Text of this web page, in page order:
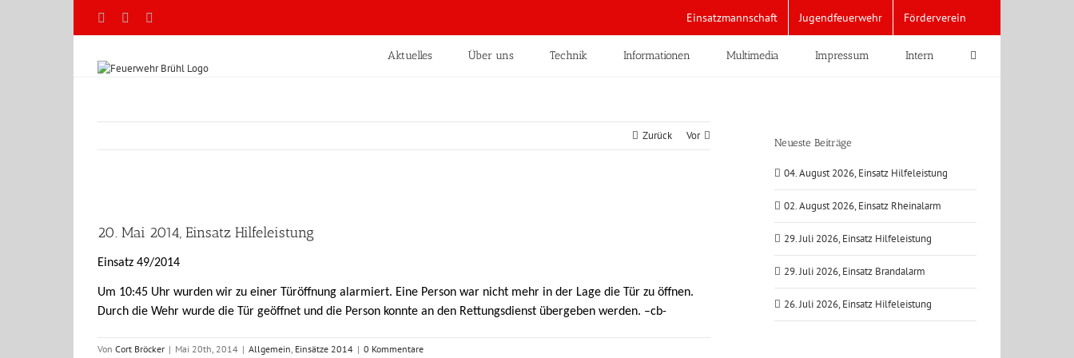
Facebook Einsatzmannschaft Jugendfeuerwehr Förderverein
Aktuelles Über uns Technik Informationen Multimedia Impressum Intern
Zurück Vor
Bild
20. Mai 2014, Einsatz Hilfeleistung
Einsatz 49/2014
Um 10:45 Uhr wurden wir zu einer Türöffnung alarmiert. Eine Person war nicht mehr in der Lage die Tür zu öffnen.
Durch die Wehr wurde die Tür geöffnet und die Person konnte an den Rettungsdienst übergeben werden. –cb-
Von Cort Bröcker | Mai 20th, 2014 | Allgemein, Einsätze 2014 | 0 Kommentare
Neueste Beiträge
04. August 2026, Einsatz Hilfeleistung
02. August 2026, Einsatz Rheinalarm
29. Juli 2026, Einsatz Hilfeleistung
29. Juli 2026, Einsatz Brandalarm
26. Juli 2026, Einsatz Hilfeleistung